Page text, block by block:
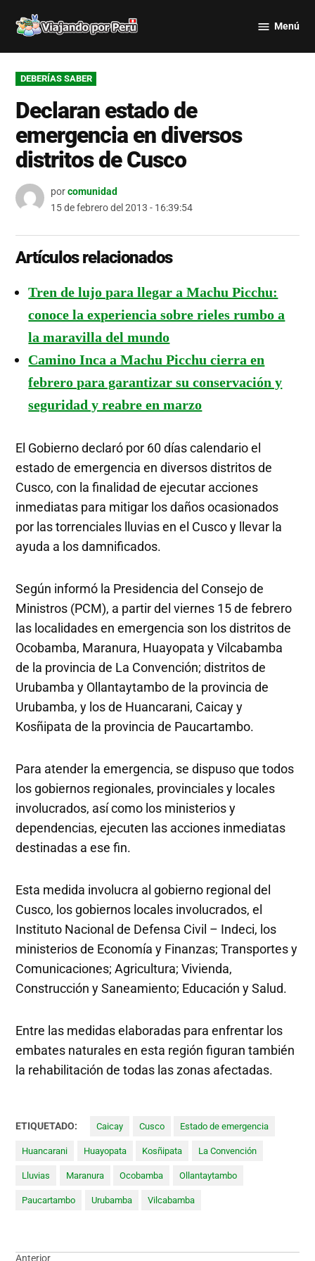
por Perú
Menú
PUBLICADO
EN
DEBERÍAS SABER
Declaran estado de
emergencia en diversos
distritos de Cusco
porcomunidad
15 de febrero del 2013 - 16:39:54
Artículos relacionados
Tren de lujo para llegar a Machu Picchu:
conoce la experiencia sobre rieles rumbo a
la maravilla del mundo
Camino Inca a Machu Picchu cierra en
febrero para garantizar su conservación y
seguridad y reabre en marzo
El Gobierno declaró por 60 días calendario el
estado de emergencia en diversos distritos de
Cusco, con la finalidad de ejecutar acciones
inmediatas para mitigar los daños ocasionados
por las torrenciales lluvias en el Cusco y llevar la
ayuda a los damnificados.
Según informó la Presidencia del Consejo de
Ministros (PCM), a partir del viernes 15 de febrero
las localidades en emergencia son los distritos de
Ocobamba, Maranura, Huayopata y Vilcabamba
de la provincia de La Convención; distritos de
Urubamba y Ollantaytambo de la provincia de
Urubamba, y los de Huancarani, Caicay y
Kosñipata de la provincia de Paucartambo.
Para atender la emergencia, se dispuso que todos
los gobiernos regionales, provinciales y locales
involucrados, así como los ministerios y
dependencias, ejecuten las acciones inmediatas
destinadas a ese fin.
Esta medida involucra al gobierno regional del
Cusco, los gobiernos locales involucrados, el
Instituto Nacional de Defensa Civil – Indeci, los
ministerios de Economía y Finanzas; Transportes y
Comunicaciones; Agricultura; Vivienda,
Construcción y Saneamiento; Educación y Salud.
Entre las medidas elaboradas para enfrentar los
embates naturales en esta región figuran también
la rehabilitación de todas las zonas afectadas.
ETIQUETADO: Caicay Cusco Estado de emergencia
Huancarani Huayopata Kosñipata La Convención
Lluvias Maranura Ocobamba Ollantaytambo
Paucartambo Urubamba Vilcabamba
Anterior